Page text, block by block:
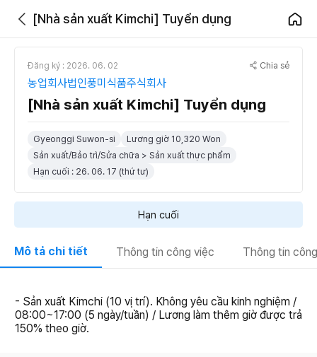
[Nhà sản xuất Kimchi] Tuyển dụng
Đăng ký : 2026. 06. 02 Chia sẻ
농업회사법인풍미식품주식회사
[Nhà sản xuất Kimchi] Tuyển dụng
Gyeonggi Suwon-si
Lương giờ 10,320 Won
Sản xuất/Bảo trì/Sửa chữa > Sản xuất thực phẩm
Hạn cuối : 26. 06. 17 (thứ tư)
Hạn cuối
Mô tả chi tiết Thông tin công việc Thông tin
- Sản xuất Kimchi (10 vị trí). Không yêu cầu kinh nghiệm /
08:00~17:00 (5 ngày/tuần) / Lương làm thêm giờ được trả
150% theo giờ.